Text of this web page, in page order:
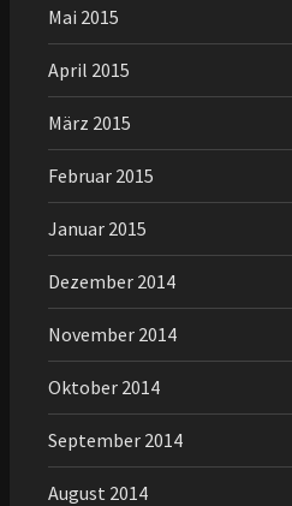
Mai 2015
April 2015
März 2015
Februar 2015
Januar 2015
Dezember 2014
November 2014
Oktober 2014
September 2014
August 2014